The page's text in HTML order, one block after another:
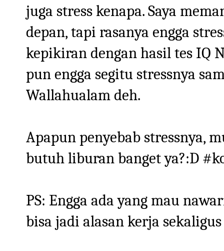
juga stress kenapa. Saya
depan, tapi rasanya engga
kepikiran dengan hasil tes IQ
pun engga segitu stressnya
Wallahualam deh.
Apapun penyebab stressnya,
butuh liburan banget ya?:D
PS: Engga ada yang mau
bisa jadi alasan kerja